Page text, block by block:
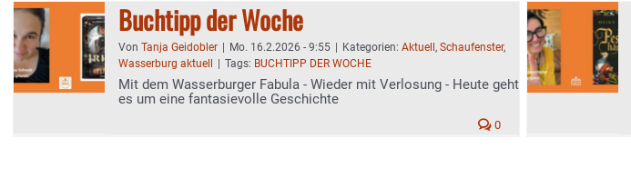
Buchtipp der Woche
Von Tanja Geidobler Mo. 16.2.2026 - 9:55 Kategorien: Aktuell , Schaufenster,
Wasserburg aktuell
Tags: BUCHTIPP DER WOCHE
Mit dem Wasserburger Fabula - Wieder mit Verlosung - Heute geht
es um eine fantasievolle Geschichte
0